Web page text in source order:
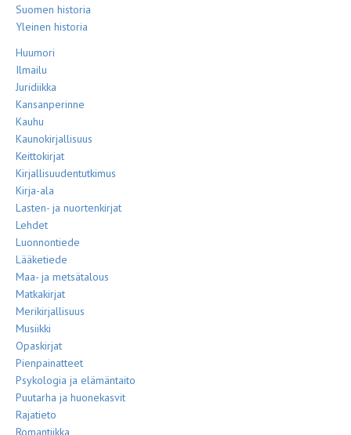
Suomen historia
Yleinen historia
Huumori
Ilmailu
Juridiikka
Kansanperinne
Kauhu
Kaunokirjallisuus
Keittokirjat
Kirjallisuudentutkimus
Kirja-ala
Lasten- ja nuortenkirjat
Lehdet
Luonnontiede
Lääketiede
Maa- ja metsätalous
Matkakirjat
Merikirjallisuus
Musiikki
Opaskirjat
Pienpainatteet
Psykologia ja elämäntaito
Puutarha ja huonekasvit
Rajatieto
Romantiikka